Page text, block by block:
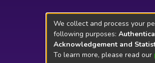
We collect and process your
following purposes:
Acknowledgement and
To learn more, please read our